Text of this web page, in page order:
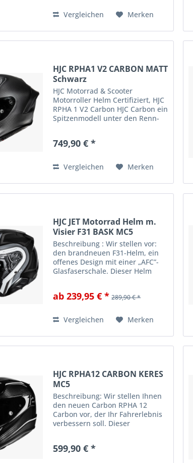
Vergleichen Merken
HJC RPHA1 V2 CARBON MATT
Schwarz
HJC Motorrad & Scooter
Motorroller Helm Certifiziert, HJC
RPHA 1 V2 Carbon HJC Carbon ein
Spitzenmodell unter den Renn-
aus der MotoGP entwickelt
erfüllt...
749,90 € *
Vergleichen Merken
HJC JET Motorrad Helm m.
Visier F31 BASK MC5
Beschreibung : Wir stellen vor:
den brandneuen F31-Helm, ein
offenes Design mit einer „AFC”-
Glasfaserschale. Dieser Helm
zur Arbeit entwickelt. Das
ab 239,95 € * 289,90 € *
Vergleichen Merken
HJC RPHA12 CARBON KERES
MC5
Beschreibung: Wir stellen Ihnen
den neuen Carbon RPHA 12
Carbon vor, der Ihr Fahrerlebnis
verbessern soll. Dieser
Eigenschaften. Seine leichte
599,90 € *